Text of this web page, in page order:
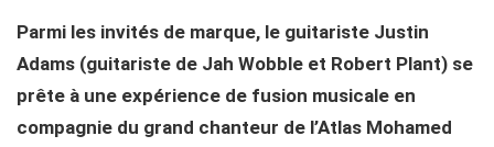
Parmi les invités de marque, le guitariste Justin
Adams (guitariste de Jah Wobble et Robert Plant) se
prête à une expérience de fusion musicale en
compagnie du grand chanteur de l’Atlas Mohamed